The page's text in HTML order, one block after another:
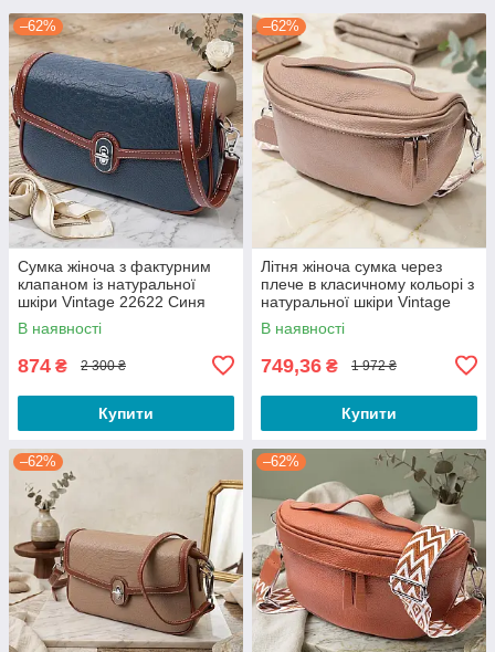
–62%
Сумка жіноча з фактурним
клапаном із натуральної
шкіри Vintage 22622 Синя
В наявності
874 ₴ 2 300 ₴
Купити
–62%
Літня жіноча сумка через
плече в класичному кольорі з
натуральної шкіри Vintage
22657 Бежева
В наявності
749,36 ₴ 1 972 ₴
Купити
–62% –62%